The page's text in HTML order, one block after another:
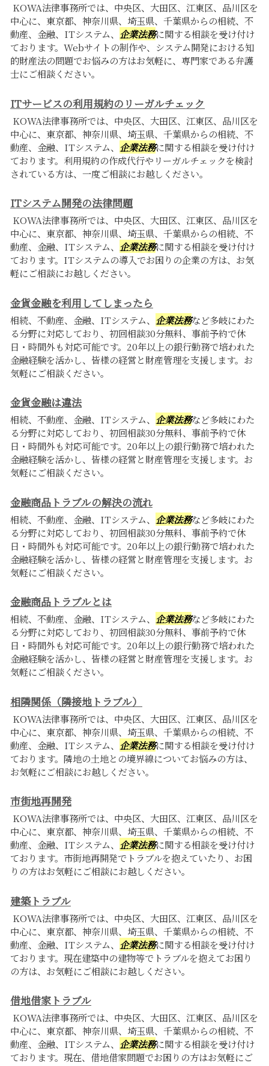
KOWA法律事務所では、中央区、大田区、江東区、品川区を
中心に、東京都、神奈川県、埼玉県、千葉県からの相続、不
動産、金融、ITシステム、 企業法務に関する相談を受け付け
ております。Webサイトの制作や、システム開発における知
的財産法の問題でお悩みの方はお気軽に、専門家である弁護
士にご相談ください。
ITサービスの利用規約のリーガルチェック
KOWA法律事務所では、中央区、大田区、江東区、品川区を
中心に、東京都、神奈川県、埼玉県、千葉県からの相続、不
動産、金融、ITシステム、 企業法務に関する相談を受け付け
ております。利用規約の作成代行やリーガルチェックを検討
されている方は、一度ご相談にお越しください。
ITシステム開発の法律問題
KOWA法律事務所では、中央区、大田区、江東区、品川区を
中心に、東京都、神奈川県、埼玉県、千葉県からの相続、不
動産、金融、ITシステム、 企業法務に関する相談を受け付け
ております。ITシステムの導入でお困りの企業の方は、お気
軽にご相談にお越しください。
金貨金融を利用してしまったら
相続、不動産、金融、ITシステム、 企業法務など多岐にわた
る分野に対応しており、初回相談30分無料、事前予約で休
日・時間外も対応可能です。20年以上の銀行勤務で培われた
金融経験を活かし、皆様の経営と財産管理を支援します。お
気軽にご相談ください。
金貨金融は違法
相続、不動産、金融、ITシステム、 企業法務など多岐にわた
る分野に対応しており、初回相談30分無料、事前予約で休
日・時間外も対応可能です。20年以上の銀行勤務で培われた
金融経験を活かし、皆様の経営と財産管理を支援します。お
気軽にご相談ください。
金融商品トラブルの解決の流れ
相続、不動産、金融、ITシステム、 企業法務など多岐にわた
る分野に対応しており、初回相談30分無料、事前予約で休
日・時間外も対応可能です。20年以上の銀行勤務で培われた
金融経験を活かし、皆様の経営と財産管理を支援します。お
気軽にご相談ください。
金融商品トラブルとは
相続、不動産、金融、ITシステム、 企業法務など多岐にわた
る分野に対応しており、初回相談30分無料、事前予約で休
日・時間外も対応可能です。20年以上の銀行勤務で培われた
金融経験を活かし、皆様の経営と財産管理を支援します。お
気軽にご相談ください。
相隣関係（隣接地トラブル）
KOWA法律事務所では、中央区、大田区、江東区、品川区を
中心に、東京都、神奈川県、埼玉県、千葉県からの相続、不
動産、金融、ITシステム、 企業法務に関する相談を受け付け
ております。隣地の土地との境界線についてお悩みの方は、
お気軽にご相談にお越しください。
市街地再開発
KOWA法律事務所では、中央区、大田区、江東区、品川区を
中心に、東京都、神奈川県、埼玉県、千葉県からの相続、不
動産、金融、ITシステム、 企業法務に関する相談を受け付け
ております。市街地再開発でトラブルを抱えていたり、お困
りの方はお気軽にご相談にお越しください。
建築トラブル
KOWA法律事務所では、中央区、大田区、江東区、品川区を
中心に、東京都、神奈川県、埼玉県、千葉県からの相続、不
動産、金融、ITシステム、 企業法務に関する相談を受け付け
ております。現在建築中の建物等でトラブルを抱えてお困り
の方は、お気軽にご相談にお越しください。
借地借家トラブル
KOWA法律事務所では、中央区、大田区、江東区、品川区を
中心に、東京都、神奈川県、埼玉県、千葉県からの相続、不
動産、金融、ITシステム、 企業法務に関する相談を受け付け
ております。現在、借地借家問題でお困りの方はお気軽にご